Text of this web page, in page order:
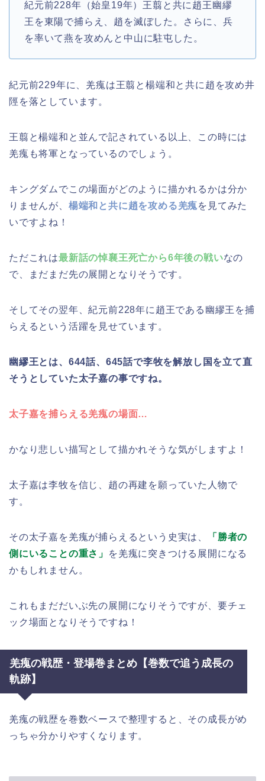
紀元前228年（始皇19年）王翦と共に趙王幽繆
王を東陽で捕らえ、趙を滅ぼした。さらに、兵
を率いて燕を攻めんと中山に駐屯した。
紀元前229年に、羌瘣は王翦と楊端和と共に趙を攻め井
陘を落としています。
王翦と楊端和と並んで記されている以上、この時には
羌瘣も将軍となっているのでしょう。
キングダムでこの場面がどのように描かれるかは分か
りませんが、 楊端和と共に趙を攻める羌瘣を見てみた
いですよね！
ただこれは最新話の悼襄王死亡から6年後の戦いなの
で、まだまだ先の展開となりそうです。
そしてその翌年、紀元前228年に趙王である幽繆王を捕
らえるという活躍を見せています。
幽繆王とは、644話、645話で李牧を解放し国を立て直
そうとしていた太子嘉の事ですね。
太子嘉を捕らえる羌瘣の場面…
かなり悲しい描写として描かれそうな気がしますよ！
太子嘉は李牧を信じ、趙の再建を願っていた人物で
す。
その太子嘉を羌瘣が捕らえるという史実は、
「勝者の
側にいることの重さ」
を羌瘣に突きつける展開になる
かもしれません。
これもまだだいぶ先の展開になりそうですが、要チェ
ック場面となりそうですね！
羌瘣の戦歴・登場巻まとめ【巻数で追う成長の
軌跡】
羌瘣の戦歴を巻数ベースで整理すると、その成長がめ
っちゃ分かりやすくなります。